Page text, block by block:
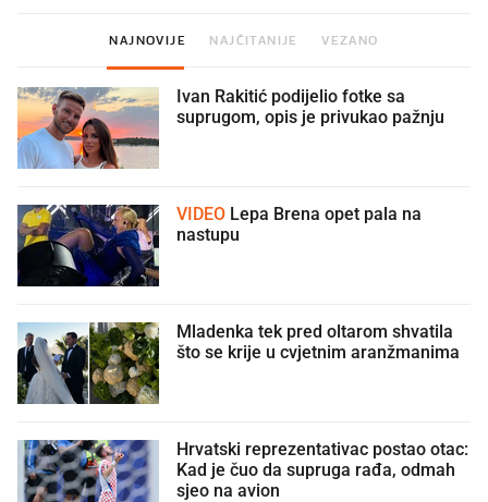
NAJNOVIJE NAJČITANIJE VEZANO
Ivan Rakitić podijelio fotke sa
suprugom, opis je privukao pažnju
VIDEO
nastupu
Mladenka tek pred oltarom shvatila
što se krije u cvjetnim aranžmanima
Hrvatski reprezentativac postao otac:
Kad je čuo da supruga rađa, odmah
sjeo na avion